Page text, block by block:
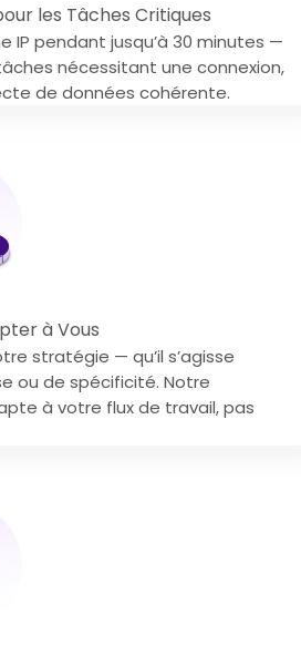
les Tâches Critiques
IP pendant jusqu’à 30 minutes —
nécessitant une connexion,
de données cohérente.
à Vous
stratégie — qu’il s’agisse
ou de spécificité. Notre
à votre flux de travail, pas